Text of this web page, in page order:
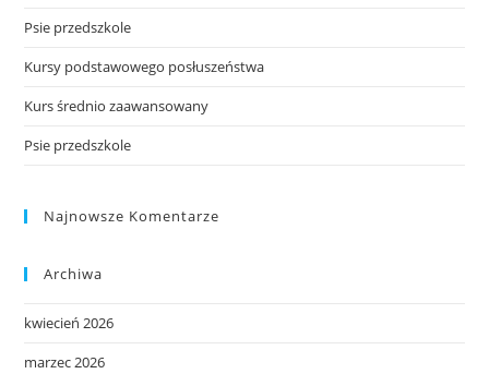
Psie przedszkole
Kursy podstawowego posłuszeństwa
Kurs średnio zaawansowany
Psie przedszkole
Najnowsze Komentarze
Archiwa
kwiecień 2026
marzec 2026